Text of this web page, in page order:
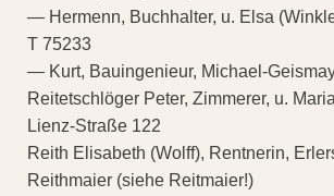
— Hermenn, Buchhalter, u. Elsa
T 75233
— Kurt, Bauingenieur, Michael-
Reitetschlöger Peter, Zimmerer, u.
Lienz-Straße 122
Reith Elisabeth (Wolff), Rentnerin,
Reithmaier (siehe Reitmaier!)